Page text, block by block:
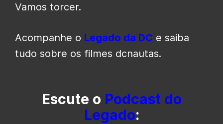
Vamos torcer.
Acompanhe o Legado da DC e saiba
tudo sobre os filmes dcnautas.
Escute o Podcast do
Legado: